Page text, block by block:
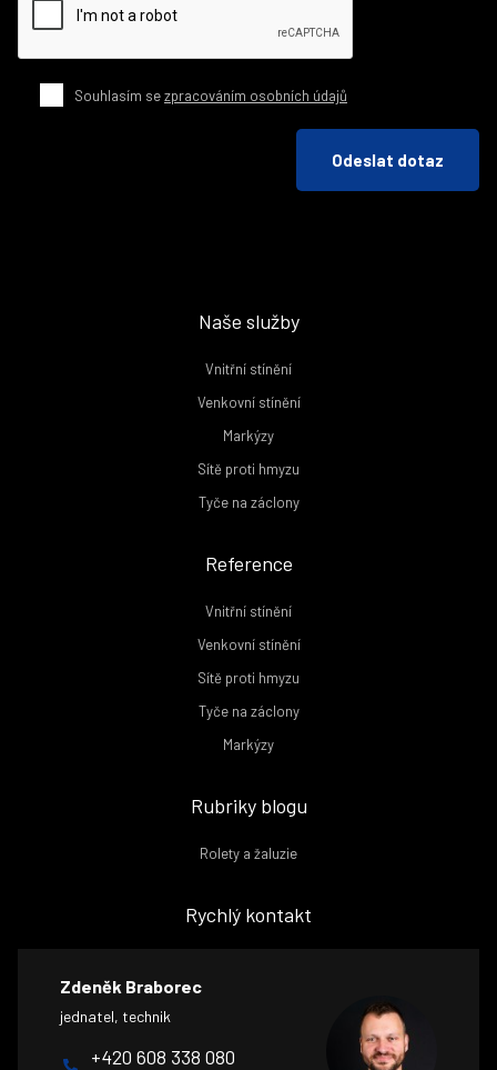
Souhlasím sezpracováním osobních údajů
Odeslat dotaz
Naše služby
Vnitřní stínění
Venkovní stínění
Markýzy
Sítě proti hmyzu
Tyče na záclony
Reference
Vnitřní stínění
Venkovní stínění
Sítě proti hmyzu
Tyče na záclony
Markýzy
Rubriky blogu
Rolety a žaluzie
Rychlý kontakt
Zdeněk Braborec
jednatel, technik
+420 608 338 080